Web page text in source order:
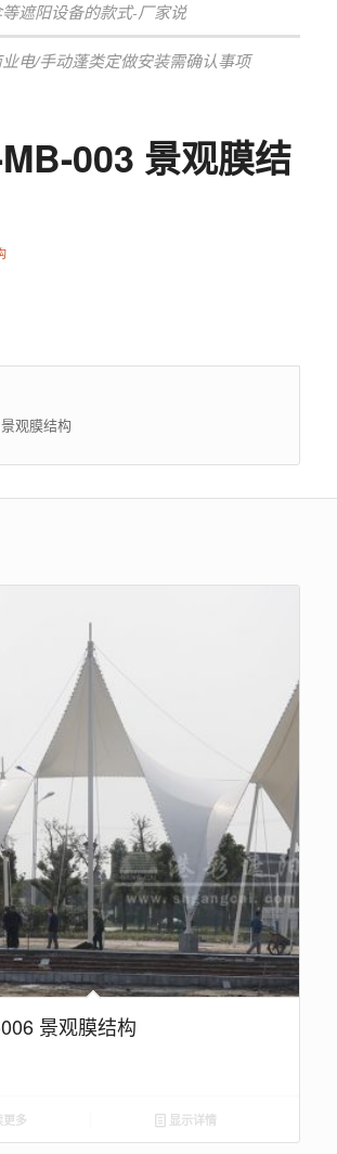
遮阳设备的款式-厂家说
电/手动蓬类定做安装需确认事项
003 景观膜结
观膜结构
景观膜结构
更多 显示详情